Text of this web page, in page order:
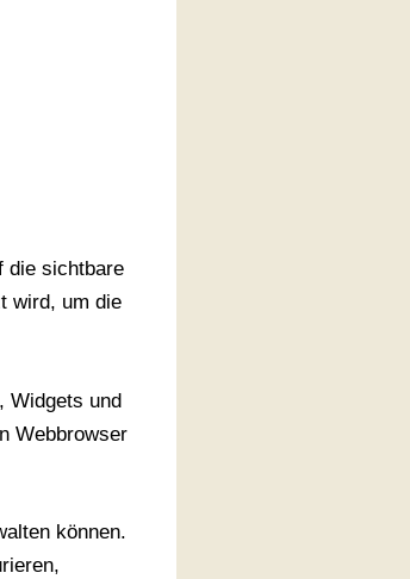
die sichtbare
wird, um die
Widgets und
Webbrowser
können.